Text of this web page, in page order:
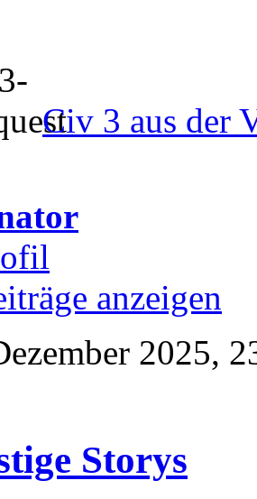
Civ 3 aus der
anzeigen
2025,
Storys